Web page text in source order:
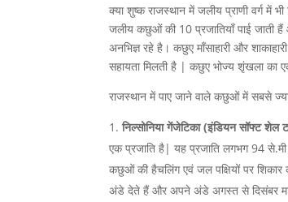
क्या शुष्क राजस्थान में जलीय प्राणी वर्ग में
जलीय कछुओं की 10 प्रजातियाँ पाई जाती
अनभिज्ञ रहे है। कछुए माँसाहारी और
सहायता मिलती है | कछुए भोज्य शृंखला का
राजस्थान में पाए जाने वाले कछुओं में सबसे
निल्सोनिया गेंजेटिका (इंडियन सॉफ्ट शेल
एक प्रजाति है| यह प्रजाति लगभग 94
कछुओं की हैचलिंग एवं जल पक्षियों पर
अंडे देते हैं और अपने अंडे अगस्त से दिसंबर